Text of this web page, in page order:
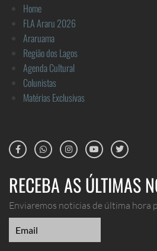
Home
FLA Araru 2026
Araruama
Região dos Lagos
Agenda Cultural
Colunistas
Matérias Exclusivas
RECEBA AS ÚLTIMAS
Enviaremos noticias de última hora